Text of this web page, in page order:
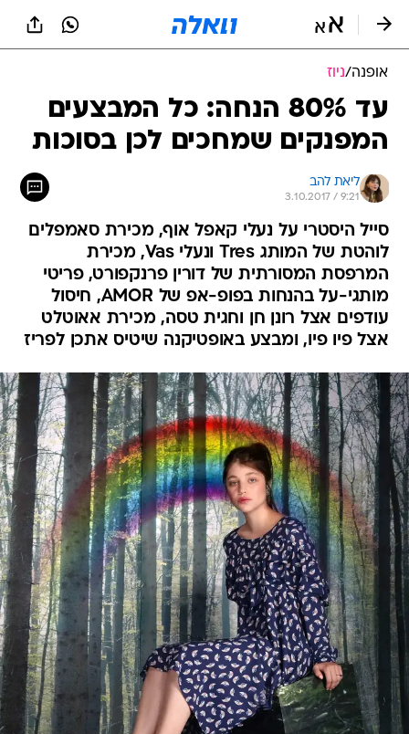
אופנה/ניוז
עד 80% הנחה: כל המבצעים
המפנקים שמחכים לכן בסוכות
ליאת להב
3.10.2017 / 9:21
סייל היסטרי על נעלי קאפל אוף, מכירת סאמפלים
לוהטת של המותג Tres ונעלי Vas, מכירת
המרפסת המסורתית של דורין פרנקפורט, פריטי
מותגי-על בהנחות בפופ-אפ של AMOR, חיסול
עודפים אצל רונן חן וחגית טסה, מכירת אאוטלט
אצל פיו פיו, ומבצע באופטיקנה שיטיס אתכן לפריז